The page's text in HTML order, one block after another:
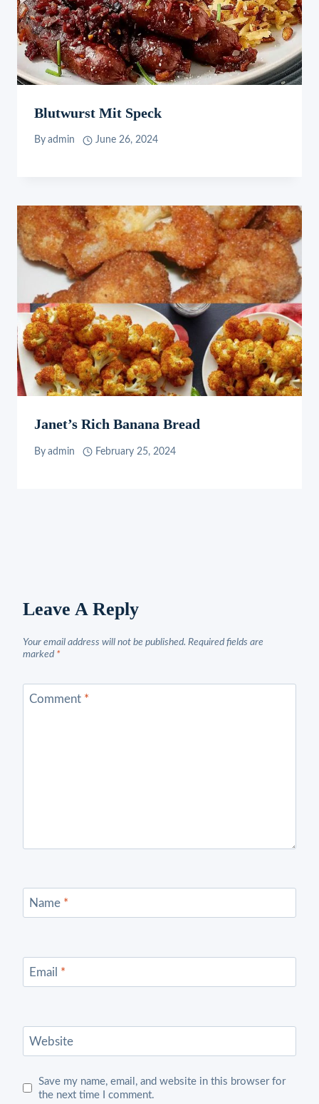
Blutwurst Mit Speck
By admin June 26, 2024
Janet’s Rich Banana Bread
By admin February 25, 2024
Leave A Reply
Your email address will not be published. Required fields are
marked *
Comment *
Name *
Email *
Website
Save my name, email, and website in this browser for
the next time I comment.